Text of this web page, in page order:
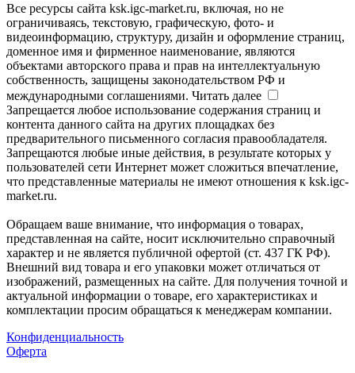
Все ресурсы сайта ksk.igc-market.ru, включая, но не
ограничиваясь, текстовую, графическую, фото- и
видеоинформацию, структуру, дизайн и оформление страниц,
доменное имя и фирменное наименование, являются
объектами авторского права и прав на интеллектуальную
собственность, защищены законодательством РФ и
международными соглашениями. Читать далее
Запрещается любое использование содержания страниц и
контента данного сайта на других площадках без
предварительного письменного согласия правообладателя.
Запрещаются любые иные действия, в результате которых у
пользователей сети Интернет может сложиться впечатление,
что представленные материалы не имеют отношения к ksk.igc-
market.ru.
Обращаем ваше внимание, что информация о товарах,
представленная на сайте, носит исключительно справочный
характер и не является публичной офертой (ст. 437 ГК РФ).
Внешний вид товара и его упаковки может отличаться от
изображений, размещенных на сайте. Для получения точной и
актуальной информации о товаре, его характеристиках и
комплектации просим обращаться к менеджерам компании.
Конфиденциальность
Оферта